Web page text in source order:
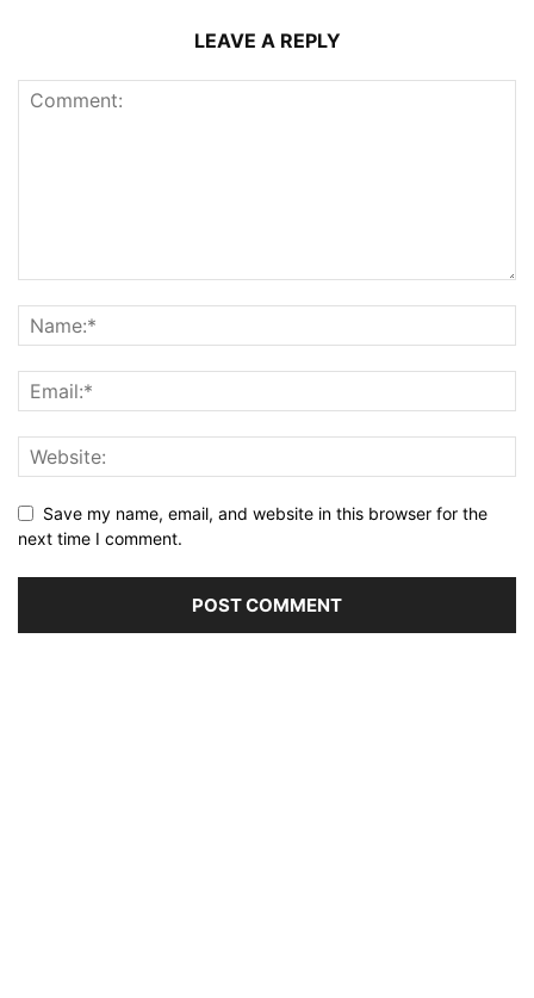
LEAVE A REPLY
Save my name, email, and website in this browser for the
next time I comment.